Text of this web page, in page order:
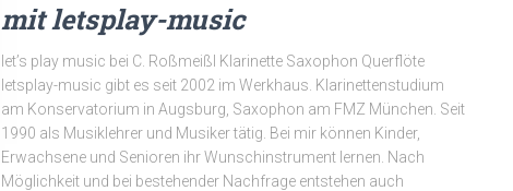
mit letsplay-music
let’s play music bei C. Roßmeißl Klarinette Saxophon Querflöte
letsplay-music gibt es seit 2002 im Werkhaus. Klarinettenstudium
am Konservatorium in Augsburg, Saxophon am FMZ München. Seit
1990 als Musiklehrer und Musiker tätig. Bei mir können Kinder,
Erwachsene und Senioren ihr Wunschinstrument lernen. Nach
Möglichkeit und bei bestehender Nachfrage entstehen auch